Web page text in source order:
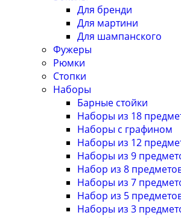
Для бренди
Для мартини
Для шампанского
Фужеры
Рюмки
Стопки
Наборы
Барные стойки
Наборы из 18
Наборы с графином
Наборы из 12
Наборы из 9
Набор из 8
Наборы из 7
Набор из 5
Наборы из 3